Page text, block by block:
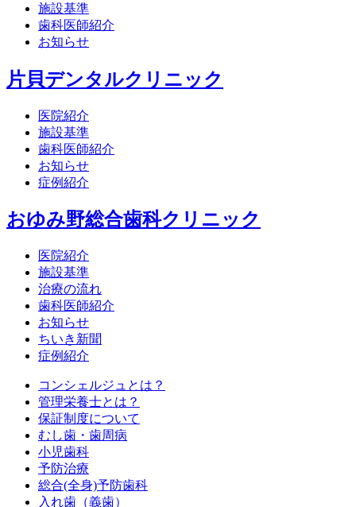
施設基準
歯科医師紹介
お知らせ
片貝デンタルクリニック
医院紹介
施設基準
歯科医師紹介
お知らせ
症例紹介
おゆみ野総合歯科クリニック
医院紹介
施設基準
治療の流れ
歯科医師紹介
お知らせ
ちいき新聞
症例紹介
コンシェルジュとは？
管理栄養士とは？
保証制度について
むし歯・歯周病
小児歯科
予防治療
総合(全身)予防歯科
入れ歯（義歯）